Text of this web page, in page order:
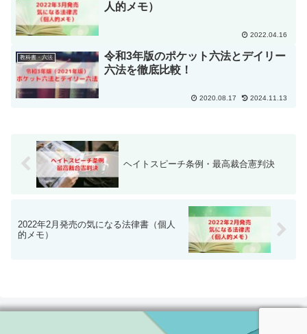
人的メモ）
2022.04.16
教科書・六法
令和3年版のポケット六法とデイリー
六法を徹底比較！
2020.08.17 2024.11.13
ヘイトスピーチ条例・最高裁合憲判決
2022年2月発売の気になる法律書（個人
的メモ）